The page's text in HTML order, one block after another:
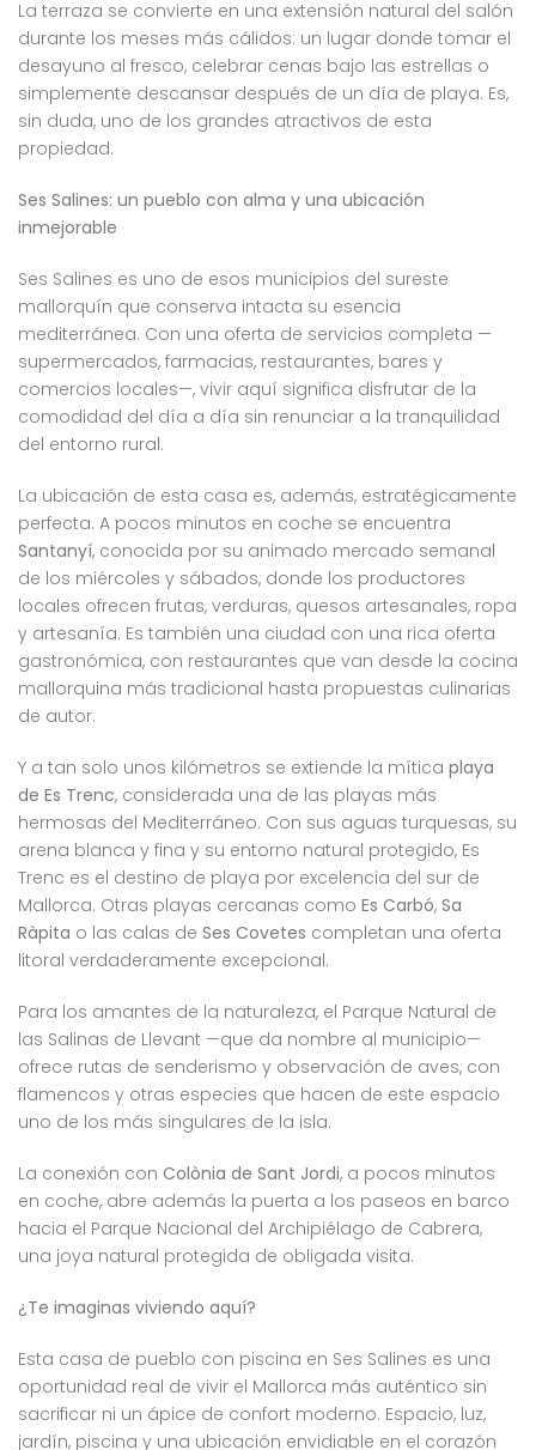
La terraza se convierte en una extensión natural del salón
durante los meses más cálidos: un lugar donde tomar el
desayuno al fresco, celebrar cenas bajo las estrellas o
simplemente descansar después de un día de playa. Es,
sin duda, uno de los grandes atractivos de esta
propiedad.
Ses Salines: un pueblo con alma y una ubicación
inmejorable
Ses Salines es uno de esos municipios del sureste
mallorquín que conserva intacta su esencia
mediterránea. Con una oferta de servicios completa —
supermercados, farmacias, restaurantes, bares y
comercios locales—, vivir aquí significa disfrutar de la
comodidad del día a día sin renunciar a la tranquilidad
del entorno rural.
La ubicación de esta casa es, además, estratégicamente
perfecta. A pocos minutos en coche se encuentra
Santanyí, conocida por su animado mercado semanal
de los miércoles y sábados, donde los productores
locales ofrecen frutas, verduras, quesos artesanales, ropa
y artesanía. Es también una ciudad con una rica oferta
gastronómica, con restaurantes que van desde la cocina
mallorquina más tradicional hasta propuestas culinarias
de autor.
Y a tan solo unos kilómetros se extiende la mítica playa
de Es Trenc, considerada una de las playas más
hermosas del Mediterráneo. Con sus aguas turquesas, su
arena blanca y fina y su entorno natural protegido, Es
Trenc es el destino de playa por excelencia del sur de
Mallorca. Otras playas cercanas como Es Carbó, Sa
Ràpita o las calas de Ses Covetes completan una oferta
litoral verdaderamente excepcional.
Para los amantes de la naturaleza, el Parque Natural de
las Salinas de Llevant —que da nombre al municipio—
ofrece rutas de senderismo y observación de aves, con
flamencos y otras especies que hacen de este espacio
uno de los más singulares de la isla.
La conexión con Colònia de Sant Jordi, a pocos minutos
en coche, abre además la puerta a los paseos en barco
hacia el Parque Nacional del Archipiélago de Cabrera,
una joya natural protegida de obligada visita.
¿Te imaginas viviendo aquí?
Esta casa de pueblo con piscina en Ses Salines es una
oportunidad real de vivir el Mallorca más auténtico sin
sacrificar ni un ápice de confort moderno. Espacio, luz,
jardín, piscina y una ubicación envidiable en el corazón